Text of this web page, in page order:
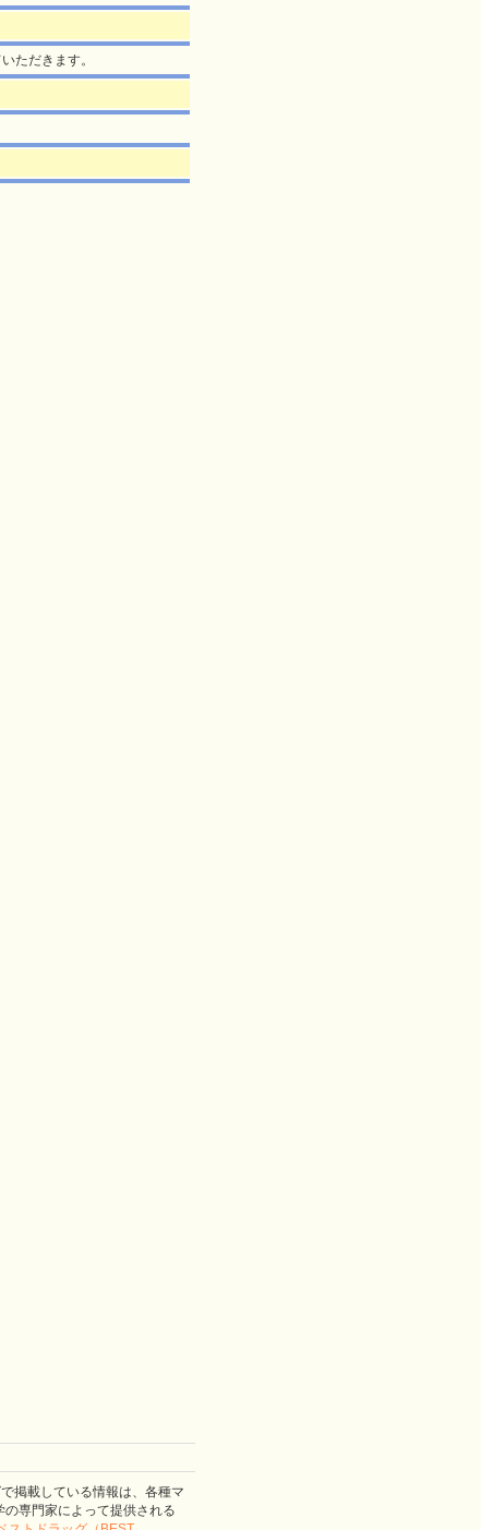
ただきます。
掲載している情報は、各種マ
専門家によって提供される